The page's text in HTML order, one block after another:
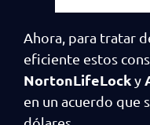
Ahora, para tratar
eficiente estos
NortonLifeLocky
en un acuerdo que